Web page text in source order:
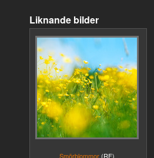
Liknande bilder
Smörblommor (RF)